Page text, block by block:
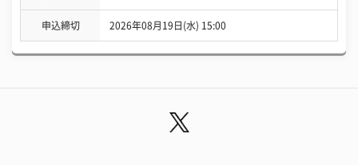
申込締切 2026年08月19日(水) 15:00